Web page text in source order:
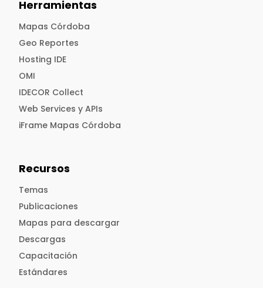
Herramientas
Mapas Córdoba
Geo Reportes
Hosting IDE
OMI
IDECOR Collect
Web Services y APIs
iFrame Mapas Córdoba
Recursos
Temas
Publicaciones
Mapas para descargar
Descargas
Capacitación
Estándares